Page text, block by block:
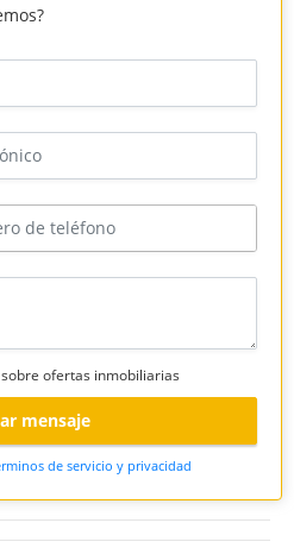
ofertas inmobiliarias
mensaje
de servicio y privacidad